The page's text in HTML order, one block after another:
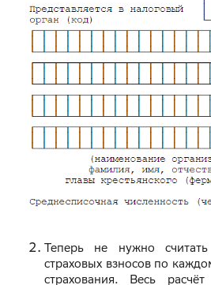
Теперь не нужно
страховых взносов по
страхования. Весь